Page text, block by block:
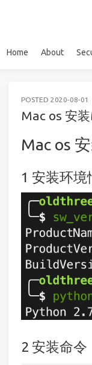
Home About
POSTED 2020-08-01
Mac os 安
Mac os
安装环境
安装命令